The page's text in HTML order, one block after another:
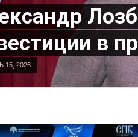
в
15, 2026